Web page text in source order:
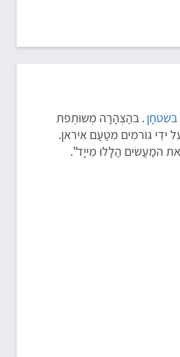
בּשִטחָן . בּהַצְהָרָה מְשוּתֶפת
ידֵי גוֹרמִים מִטַעַם אִיראן.
המַעֲשׂים הַלָלוּ מִייָד".